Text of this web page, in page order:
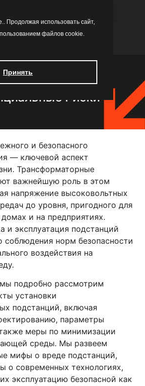
Продолжая использовать сайт,
файлов cookie.
Принять
Установки и
Риски
и безопасного
— ключевой аспект
Трансформаторные
важнейшую роль в этом
напряжение высоковольтных
до уровня, пригодного для
и на предприятиях.
и эксплуатация подстанций
соблюдения норм безопасности
воздействия на
подробно рассмотрим
установки
подстанций, включая
параметры
меры по минимизации
среды. Мы развеем
мифы о вреде подстанций,
о современных технологиях,
эксплуатацию безопасной как